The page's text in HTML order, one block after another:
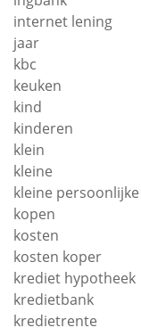
internet lening
jaar
kbc
keuken
kind
kinderen
klein
kleine
kleine
kopen
kosten
kosten koper
krediet hypotheek
kredietbank
kredietrente